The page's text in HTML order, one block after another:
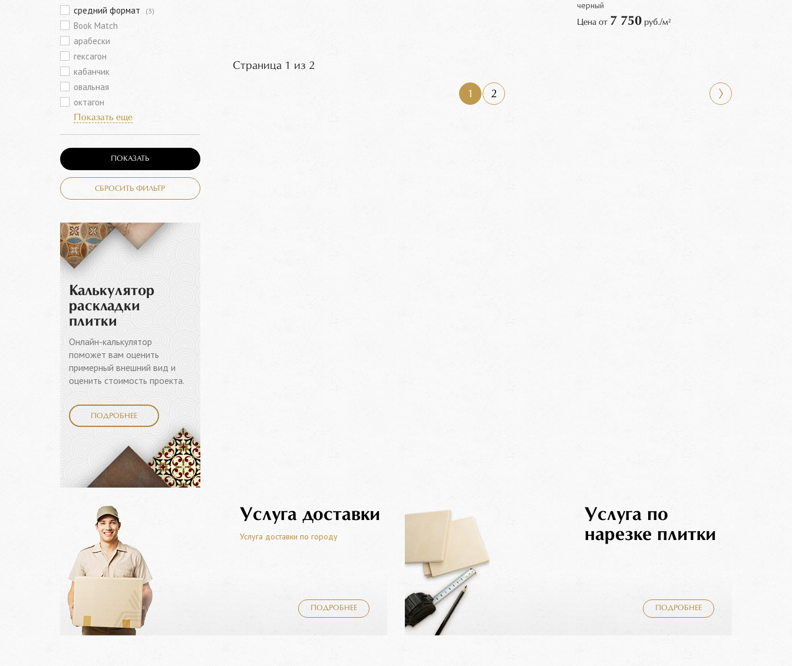
средний формат (3)
Book Match
арабески
гексагон
кабанчик
овальная
октагон
Показать еще
ПОКАЗАТЬ
СБРОСИТЬ ФИЛЬТР
Калькулятор
раскладки
плитки
Онлайн-калькулятор
поможет вам оценить
примерный внешний вид и
оценить стоимость проекта.
ПОДРОБНЕЕ
черный
Цена от 7 750 руб./м²
Страница 1 из 2
1 2
Услуга доставки
Услуга доставки по городу
ПОДРОБНЕЕ
Услуга по
нарезке плитки
ПОДРОБНЕЕ